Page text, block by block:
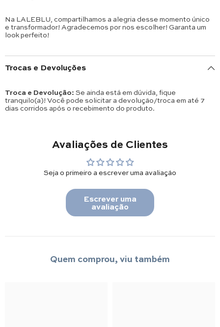
Na LALEBLU, compartilhamos a alegria desse momento único
e transformador! Agradecemos por nos escolher! Garanta um
look perfeito!
Trocas e Devoluções
Troca e Devolução: Se ainda está em dúvida, fique
tranquilo(a)! Você pode solicitar a devolução/troca em até 7
dias corridos após o recebimento do produto.
Avaliações de Clientes
Seja o primeiro a escrever uma avaliação
Escrever uma
avaliação
Quem comprou, viu também